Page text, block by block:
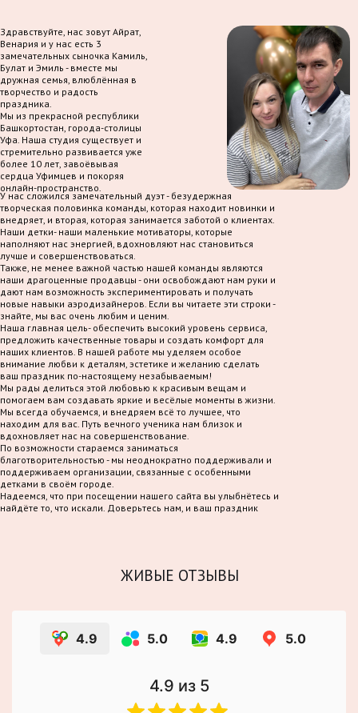
Здравствуйте, нас зовут Айрат,
Венария и у нас есть 3
замечательных сыночка Камиль,
Булат и Эмиль - вместе мы
дружная семья, влюблённая в
творчество и радость
праздника.
Мы из прекрасной республики
Башкортостан, города-столицы
Уфа. Наша студия существует и
стремительно развивается уже
более 10 лет, завоёвывая
сердца Уфимцев и покоряя
онлайн-пространство.
У нас сложился замечательный дуэт - безудержная
творческая половинка команды, которая находит новинки и
внедряет, и вторая, которая занимается заботой о клиентах.
Наши детки- наши маленькие мотиваторы, которые
наполняют нас энергией, вдохновляют нас становиться
лучше и совершенствоваться.
Также, не менее важной частью нашей команды являются
наши драгоценные продавцы - они освобождают нам руки и
дают нам возможность экспериментировать и получать
новые навыки аэродизайнеров. Если вы читаете эти строки -
знайте, мы вас очень любим и ценим.
Наша главная цель- обеспечить высокий уровень сервиса,
предложить качественные товары и создать комфорт для
наших клиентов. В нашей работе мы уделяем особое
внимание любви к деталям, эстетике и желанию сделать
ваш праздник по-настоящему незабываемым!
Мы рады делиться этой любовью к красивым вещам и
помогаем вам создавать яркие и весёлые моменты в жизни.
Мы всегда обучаемся, и внедряем всё то лучшее, что
находим для вас. Путь вечного ученика нам близок и
вдохновляет нас на совершенствование.
По возможности стараемся заниматься
благотворительностью - мы неоднократно поддерживали и
поддерживаем организации, связанные с особенными
детками в своём городе.
Надеемся, что при посещении нашего сайта вы улыбнётесь и
найдёте то, что искали. Доверьтесь нам, и ваш праздник
ЖИВЫЕ ОТЗЫВЫ
4.9 5.0 4.9 5.0
4.9 из 5